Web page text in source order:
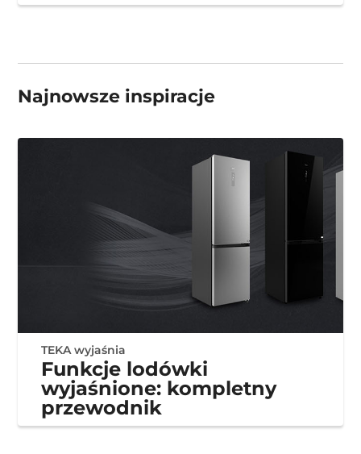
Najnowsze inspiracje
TEKA wyjaśnia
Funkcje lodówki
wyjaśnione: kompletny
przewodnik